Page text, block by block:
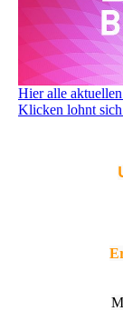
Hier alle
Klicken lohnt